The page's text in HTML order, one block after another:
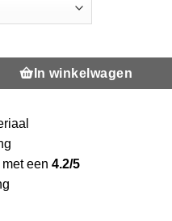
massief paneel gvl aantal
In winkelwagen
een 4.2/5